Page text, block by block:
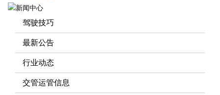
驾驶技巧
最新公告
行业动态
交管运管信息